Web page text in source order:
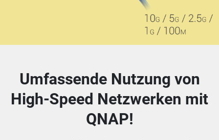
Umfassende Nutzung von
High-Speed Netzwerken mit
QNAP!